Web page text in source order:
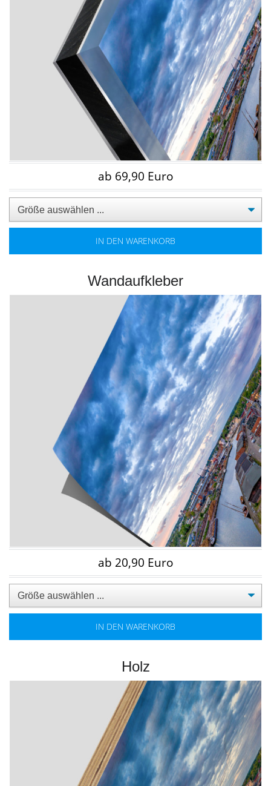
ab 69,90 Euro
IN DEN WARENKORB
Wandaufkleber
ab 20,90 Euro
IN DEN WARENKORB
Holz